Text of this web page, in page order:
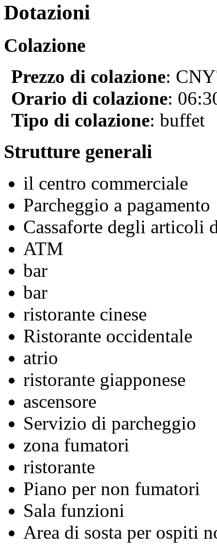
Dotazioni
Colazione
Prezzo di colazione:
Orario di colazione:
Tipo di colazione: buffet
Strutture generali
il centro commerciale
Parcheggio a pagamento
Cassaforte degli articoli
ATM
bar
bar
ristorante cinese
Ristorante occidentale
atrio
ristorante giapponese
ascensore
Servizio di parcheggio
zona fumatori
ristorante
Piano per non fumatori
Sala funzioni
Area di sosta per ospiti